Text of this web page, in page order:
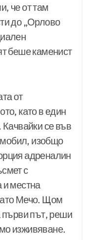
че от там
до „Орлово
беше каменист
от
като в един
Качвайки се във
изобщо
адреналин
с
и местна
Мечо. Щом
първи път, реши
изживяване.